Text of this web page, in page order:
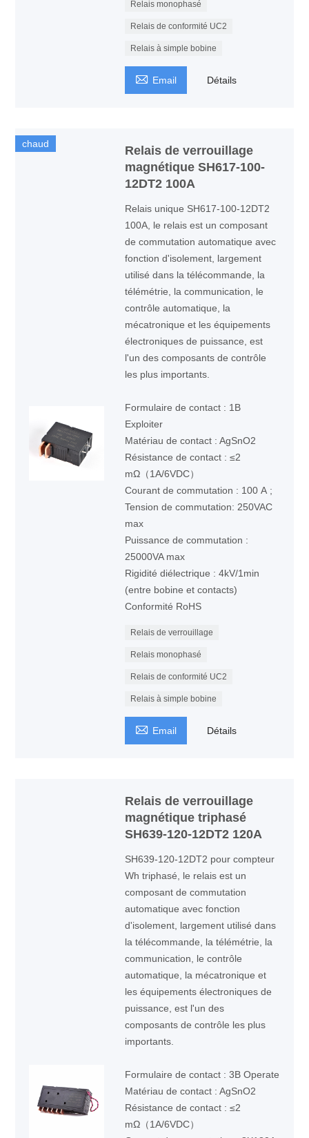
Relais monophasé
Relais de conformité UC2
Relais à simple bobine
 Email Détails
chaud
Relais de verrouillage
magnétique SH617-100-
12DT2 100A
Relais unique SH617-100-12DT2
100A, le relais est un composant
de commutation automatique avec
fonction d'isolement, largement
utilisé dans la télécommande, la
télémétrie, la communication, le
contrôle automatique, la
mécatronique et les équipements
électroniques de puissance, est
l'un des composants de contrôle
les plus importants.
Formulaire de contact : 1B
Exploiter
Matériau de contact : AgSnO2
Résistance de contact : ≤2
mΩ（1A/6VDC）
Courant de commutation : 100 A ;
Tension de commutation: 250VAC
max
Puissance de commutation :
25000VA max
Rigidité diélectrique : 4kV/1min
(entre bobine et contacts)
Conformité RoHS
Relais de verrouillage
Relais monophasé
Relais de conformité UC2
Relais à simple bobine
 Email Détails
Relais de verrouillage
magnétique triphasé
SH639-120-12DT2 120A
SH639-120-12DT2 pour compteur
Wh triphasé, le relais est un
composant de commutation
automatique avec fonction
d'isolement, largement utilisé dans
la télécommande, la télémétrie, la
communication, le contrôle
automatique, la mécatronique et
les équipements électroniques de
puissance, est l'un des
composants de contrôle les plus
importants.
Formulaire de contact : 3B Operate
Matériau de contact : AgSnO2
Résistance de contact : ≤2
mΩ（1A/6VDC）